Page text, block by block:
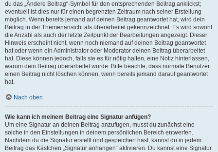
du das „Ändere Beitrag“-Symbol für den entsprechenden Beitrag anklickst;
eventuell ist dies nur für einen begrenzten Zeitraum nach seiner Erstellung
möglich. Wenn bereits jemand auf deinen Beitrag geantwortet hat, wird dein
Beitrag in der Themenansicht als überarbeitet gekennzeichnet. Es wird sowohl
die Anzahl als auch der letzte Zeitpunkt der Bearbeitungen angezeigt. Dieser
Hinweis erscheint nicht, wenn noch niemand auf deinen Beitrag geantwortet
hat oder wenn ein Administrator oder Moderator deinen Beitrag überarbeitet
hat. Diese können jedoch, falls sie es für nötig halten, eine Notiz hinterlassen,
warum dein Beitrag überarbeitet wurde. Bitte beachte, dass normale Benutzer
einen Beitrag nicht löschen können, wenn bereits jemand darauf geantwortet
hat.
Nach oben
Wie kann ich meinem Beitrag eine Signatur anfügen?
Um eine Signatur an deinen Beitrag anzufügen, musst du zunächst eine
solche in den Einstellungen in deinem persönlichen Bereich entwerfen.
Nachdem du die Signatur erstellt und gespeichert hast, kannst du in jedem
Beitrag das Kästchen „Signatur anhängen“ aktivieren. Du kannst eine Signatur